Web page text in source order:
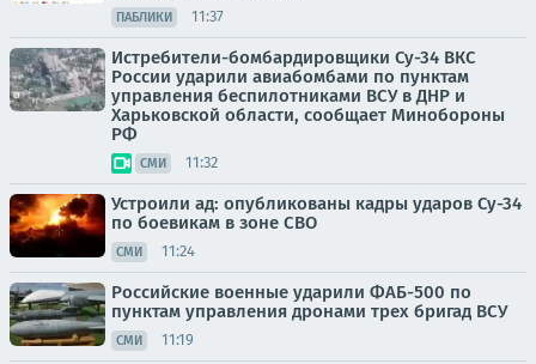
ПАБЛИКИ 11:37
Истребители-бомбардировщики Су-34 ВКС
России ударили авиабомбами по пунктам
управления беспилотниками ВСУ в ДНР и
Харьковской области, сообщает Минобороны
РФ
СМИ 11:32
Устроили ад: опубликованы кадры ударов Су-34
по боевикам в зоне СВО
СМИ 11:24
Российские военные ударили ФАБ-500 по
пунктам управления дронами трех бригад ВСУ
СМИ 11:19